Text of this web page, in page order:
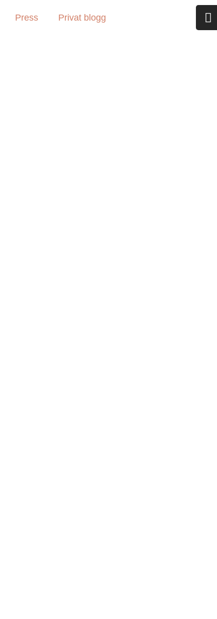
Press Privat blogg